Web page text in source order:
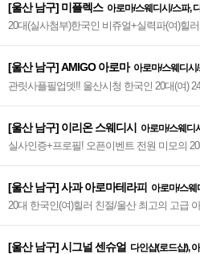
[울산 남구] 미플렉스 아로마/스웨디시/스파,
20대(실사첨부)한국인 비쥬얼+실력파(여)힐
[울산 남구] AMIGO 아로마 아로마/스웨디시
관릿사플필업뎃!! 울산시청 한국인 20대(여)
[울산 남구] 이리온 스웨디시 아로마/스웨디
실사인증+프로필! 오픈이벤트 전원 미모의
[울산 남구] 사과 아로마테라피 아로마/스웨
20대 한국인(여)힐러 친절/울산 최고의 고급
[울산 남구] 시그널 센슈얼 다인샵(로드샵),